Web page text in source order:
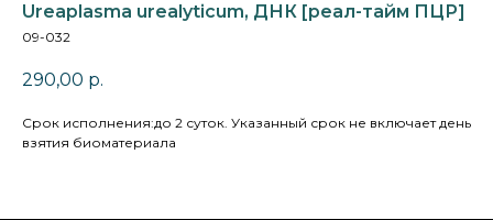
Ureaplasma urealyticum, ДНК [реал-тайм ПЦР]
09-032
290,00 р.
Cрок исполнения:до 2 суток. Указанный срок не включает день
взятия биоматериала